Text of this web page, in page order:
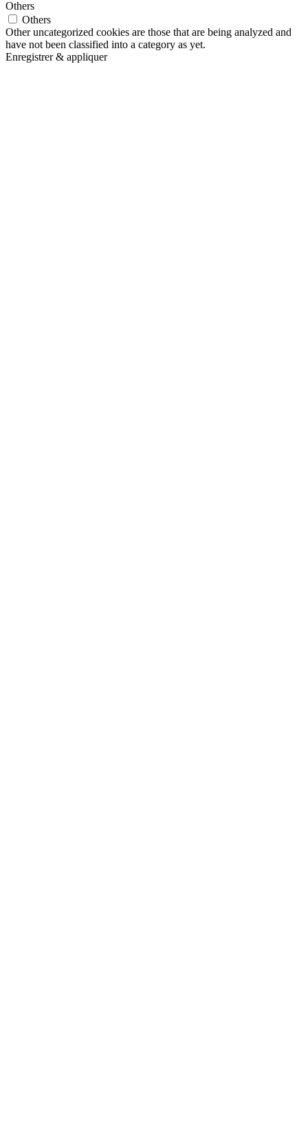
Others
Others
Other uncategorized cookies are those that are being analyzed and
have not been classified into a category as yet.
Enregistrer & appliquer